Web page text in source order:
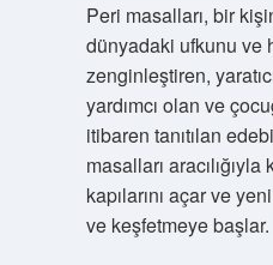
Peri masalları, bir
dünyadaki ufkunu ve
zenginleştiren,
yardımcı olan ve
itibaren tanıtılan
masalları
kapılarını açar ve
ve keşfetmeye başlar.